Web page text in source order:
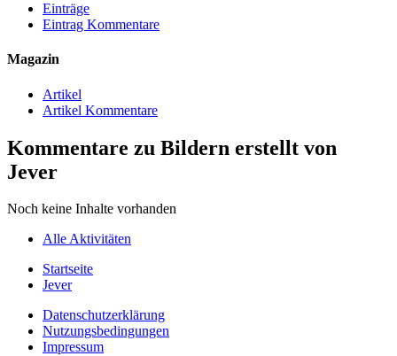
Einträge
Eintrag Kommentare
Magazin
Artikel
Artikel Kommentare
Kommentare zu Bildern erstellt von
Jever
Noch keine Inhalte vorhanden
Alle Aktivitäten
Startseite
Jever
Datenschutzerklärung
Nutzungsbedingungen
Impressum